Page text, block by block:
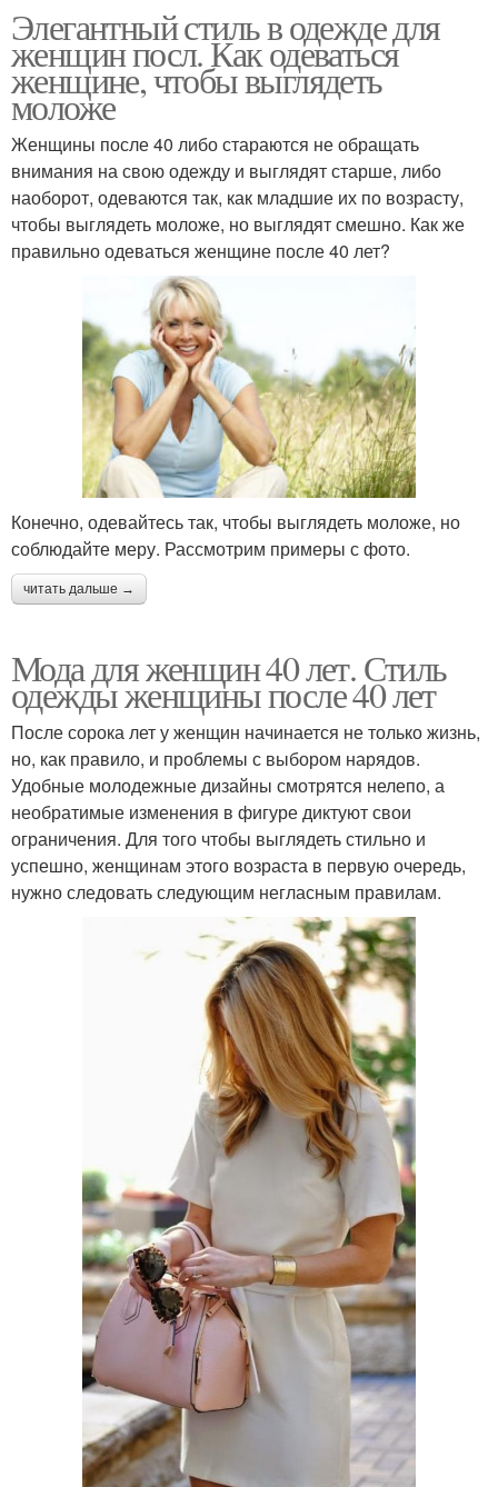
Элегантный стиль в одежде для
женщин посл. Как одеваться
женщине, чтобы выглядеть
моложе
Женщины после 40 либо стараются не обращать
внимания на свою одежду и выглядят старше, либо
наоборот, одеваются так, как младшие их по возрасту,
чтобы выглядеть моложе, но выглядят смешно. Как же
правильно одеваться женщине после 40 лет?
Конечно, одевайтесь так, чтобы выглядеть моложе, но
соблюдайте меру. Рассмотрим примеры с фото.
читать дальше →
Мода для женщин 40 лет. Стиль
одежды женщины после 40 лет
После сорока лет у женщин начинается не только жизнь,
но, как правило, и проблемы с выбором нарядов.
Удобные молодежные дизайны смотрятся нелепо, а
необратимые изменения в фигуре диктуют свои
ограничения. Для того чтобы выглядеть стильно и
успешно, женщинам этого возраста в первую очередь,
нужно следовать следующим негласным правилам.